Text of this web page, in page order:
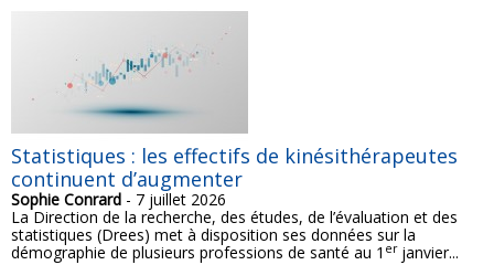
Statistiques : les effectifs de kinésithérapeutes
continuent d’augmenter
Sophie Conrard - 7 juillet 2026
La Direction de la recherche, des études, de l’évaluation et des
statistiques (Drees) met à disposition ses données sur la
démographie de plusieurs professions de santé au 1 erjanvier...